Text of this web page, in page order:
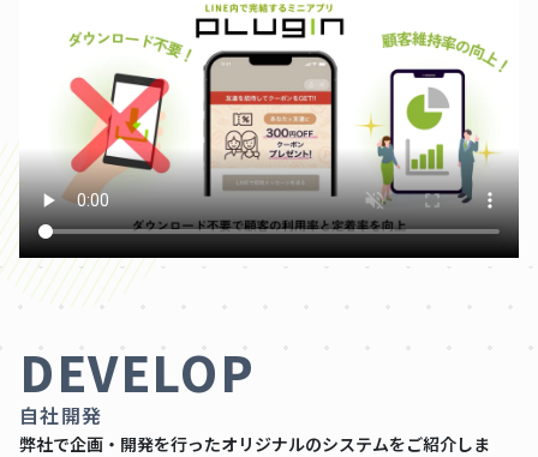
DEVELOP
自社開発
弊社で企画・開発を行ったオリジナルのシステムをご紹介しま